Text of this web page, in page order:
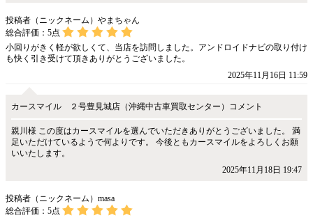
投稿者（ニックネーム）やまちゃん
総合評価： 5点
小回りがきく軽が欲しくて、当店を訪問しました。アンドロイドナビの取り付け
も快く引き受けて頂きありがとうございました。
2025年11月16日 11:59
カースマイル ２号豊見城店（沖縄中古車買取センター）コメント
親川様 この度はカースマイルを選んでいただきありがとうございました。 満
足いただけているようで何よりです。 今後ともカースマイルをよろしくお願
いいたします。
2025年11月18日 19:47
投稿者（ニックネーム）masa
総合評価： 5点